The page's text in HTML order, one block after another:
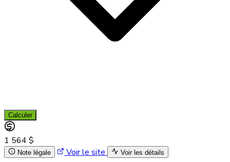
Calculer
1 564 $
Note légale Voir le site Voir les détails